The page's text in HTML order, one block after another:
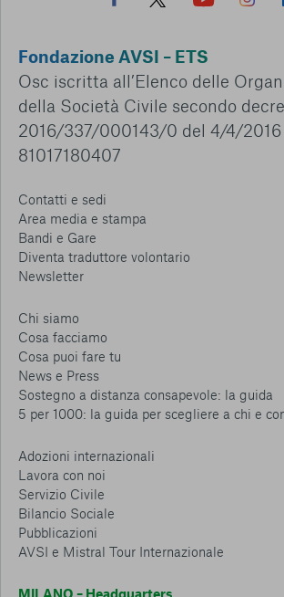
Fondazione AVSI – ETS
Osc iscritta all’Elenco delle
della Società Civile secondo
2016/337/000143/0 del 4/4/2016
81017180407
Contatti e sedi
Area media e stampa
Bandi e Gare
Diventa traduttore volontario
Newsletter
Chi siamo
Cosa facciamo
Cosa puoi fare tu
News e Press
Sostegno a distanza consapevole: la guida
5 per 1000: la guida per scegliere a chi e
Adozioni internazionali
Lavora con noi
Servizio Civile
Bilancio Sociale
Pubblicazioni
AVSI e Mistral Tour Internazionale
MILANO – Headquarters